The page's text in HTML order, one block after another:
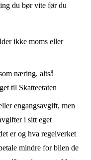
du bør vite før du
ikke moms eller
næring, altså
til Skatteetaten
engangsavgift, men
i sitt eget
er og hva regelverket
mindre for bilen de